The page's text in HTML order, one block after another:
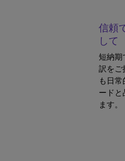
信頼
して
短納期
訳をご
も日
ードと
ます。